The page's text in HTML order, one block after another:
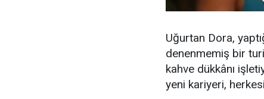
Uğurtan Dora,
denenmemiş bir
kahve dükkânı
yeni kariyeri,